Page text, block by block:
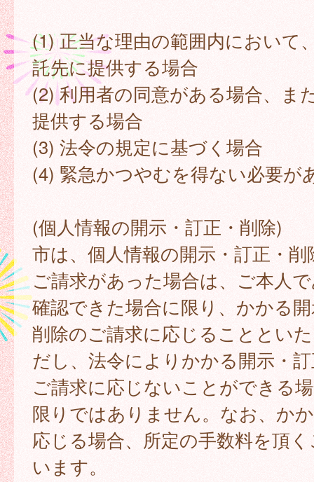
(1) 正当な理由の範囲内において
託先に提供する場合
(2) 利用者の同意がある場合、ま
提供する場合
(3) 法令の規定に基づく場合
(4) 緊急かつやむを得ない必要が
(個人情報の開示・訂正・削除)
市は、個人情報の開示・訂正・
ご請求があった場合は、ご本人
確認できた場合に限り、かかる
削除のご請求に応じることとい
だし、法令によりかかる開示・
ご請求に応じないことができる
限りではありません。なお、か
応じる場合、所定の手数料を頂
います。